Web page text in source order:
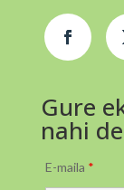
Gure
nahi
E-maila *